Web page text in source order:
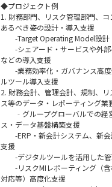
◆プロジェクト例
1. 財務部門、リスク管理部門、
あるべき姿の設計・導入支援
-Target Operating Model設計
-シェアード・サービスや外部
などの導入支援
-業務効率化・ガバナンス高度
ルツール導入支援
2. 財務会計、管理会計、規制、
ス等のデータ・レポーティング業
‐グループグローバルでの経
ス・データ基盤構築支援
-ERP・新会計システム、新会
支援
-デジタルツールを活用した管
-リスクMIレポーティング（含
対応等）高度化支援